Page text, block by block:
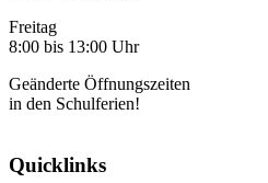
Freitag
8:00 bis 13:00 Uhr
Geänderte Öffnungszeiten
in den Schulferien!
Quicklinks